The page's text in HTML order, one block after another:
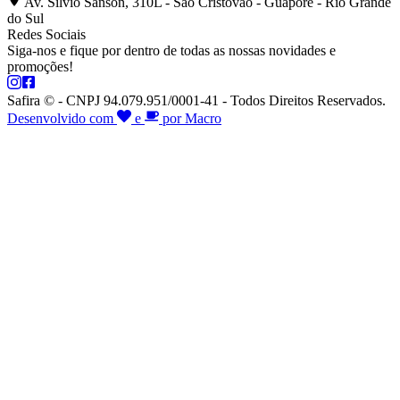
do Sul
Redes Sociais
Siga-nos e fique por dentro de todas as nossas novidades e
promoções!
Safira © - CNPJ 94.079.951/0001-41 - Todos Direitos Reservados.
Desenvolvido com
e por Macro